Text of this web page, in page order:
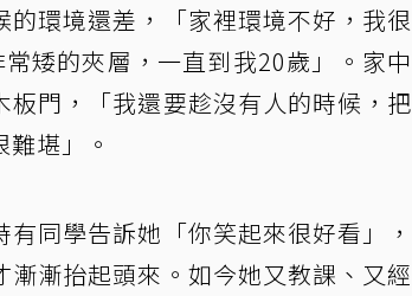
環境還差，「家裡環境不好，我很
矮的夾層，一直到我20歲」。家中
門，「我還要趁沒有人的時候，把
堪」。
同學告訴她「你笑起來很好看」，
漸抬起頭來。如今她又教課、又經